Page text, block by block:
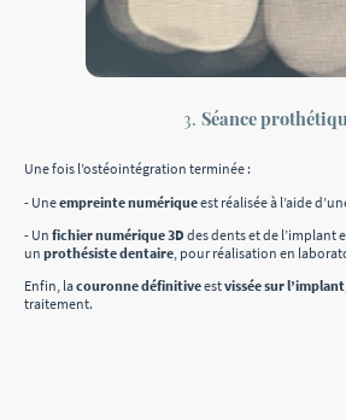
3. Séance
Une fois l’ostéointégration terminée :
- Uneempreinte numériqueest réalisée à l’aide
- Un fichier numérique 3D des dents et de l’implant
un prothésiste dentaire , pour réalisation en
Enfin, lacouronne définitiveestvissée sur l’implant
traitement.